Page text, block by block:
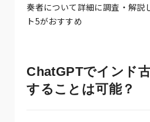
奏者について詳細に調査・解
ト5がおすすめ
ChatGPTでインド
することは可能？